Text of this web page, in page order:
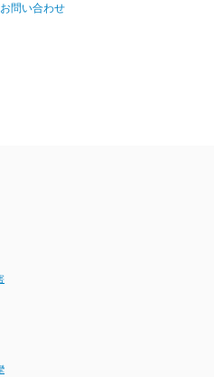
お問い合わせ